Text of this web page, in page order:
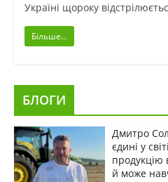
Україні щороку
Більше...
БЛОГИ
Дмитро
єдині у
продукцію
й може